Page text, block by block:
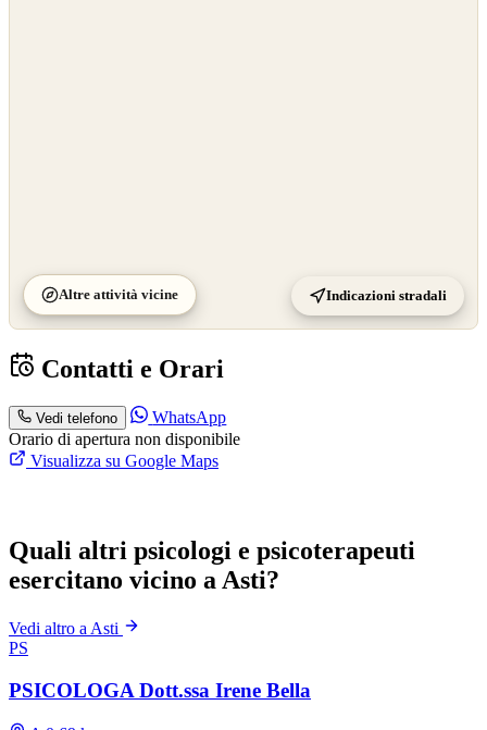
Altre attività vicine Indicazioni stradali
Contatti e Orari
Vedi telefono
WhatsApp
Orario di apertura non disponibile
Visualizza su Google Maps
Quali altri psicologi e psicoterapeuti
esercitano vicino a Asti?
Vedi altro a Asti
PS
PSICOLOGA Dott.ssa Irene Bella